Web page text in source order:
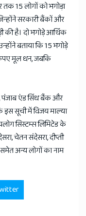
तक 15 लोगों को भगोड़ा
सरकारी बैंकों और
की है। दो भगोड़े आर्थिक
बताया कि 15 भगोड़े
मूल धन, जबकि
एंड सिंध बैंक और
इस सूची में विजय माल्या
सिस्टम्स लिमिटेड के
चेतन संदेसरा, दीप्ती
अन्य लोगों का नाम